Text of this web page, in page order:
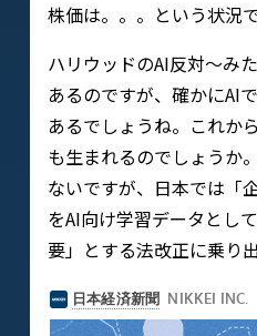
株価は。。。という状況で
ハリウッドのAI反対〜み
あるのですが、確かにAI
あるでしょうね。これか
も生まれるのでしょうか
ないですが、日本では「
をAI向け学習データとし
要」とする法改正に乗り